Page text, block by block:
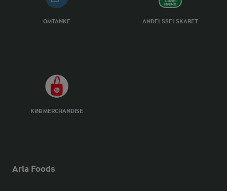
OMTANKE ANDELSSELSKABET
KØB MERCHANDISE
Arla Foods